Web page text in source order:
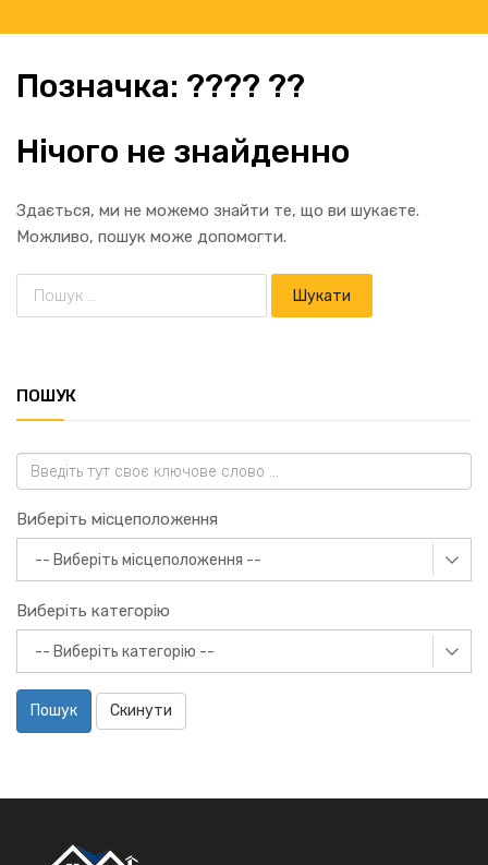
Позначка: ???? ??
Нічого не знайденно
Здається, ми не можемо знайти те, що ви шукаєте.
Можливо, пошук може допомогти.
ПОШУК
Виберіть місцеположення
Виберіть категорію
Пошук Скинути